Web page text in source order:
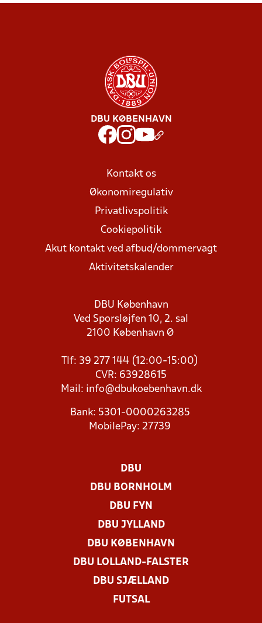
DBU KØBENHAVN
Kontakt os
Økonomiregulativ
Privatlivspolitik
Cookiepolitik
Akut kontakt ved afbud/dommervagt
Aktivitetskalender
DBU København
Ved Sporsløjfen 10, 2. sal
2100 København Ø
Tlf: 39 277 144 (12:00-15:00)
CVR: 63928615
Mail: info@dbukoebenhavn.dk
Bank: 5301-0000263285
MobilePay: 27739
DBU
DBU BORNHOLM
DBU FYN
DBU JYLLAND
DBU KØBENHAVN
DBU LOLLAND-FALSTER
DBU SJÆLLAND
FUTSAL